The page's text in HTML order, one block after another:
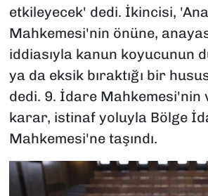
etkileyecek' dedi. İkincisi,
Mahkemesi'nin önüne,
iddiasıyla kanun koyucunun
ya da eksik bıraktığı bir
dedi. 9. İdare Mahkemesi'nin
karar, istinaf yoluyla Bölge
Mahkemesi'ne taşındı.